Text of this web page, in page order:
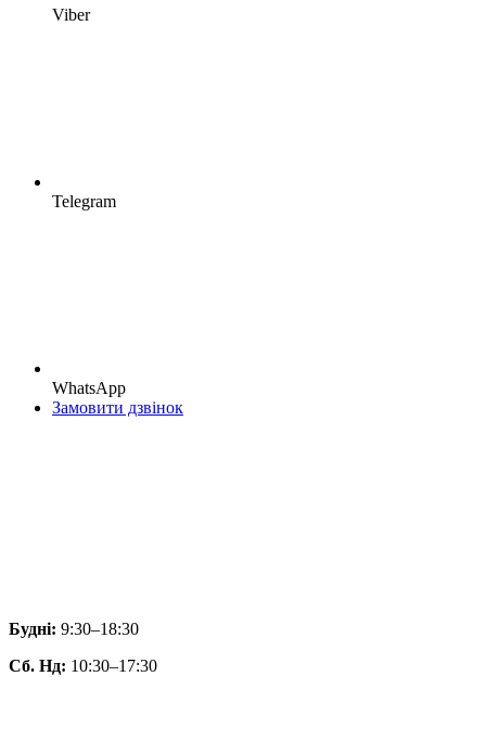
Viber
Telegram
WhatsApp
Замовити дзвінок
Будні: 9:30–18:30
Сб. Нд: 10:30–17:30